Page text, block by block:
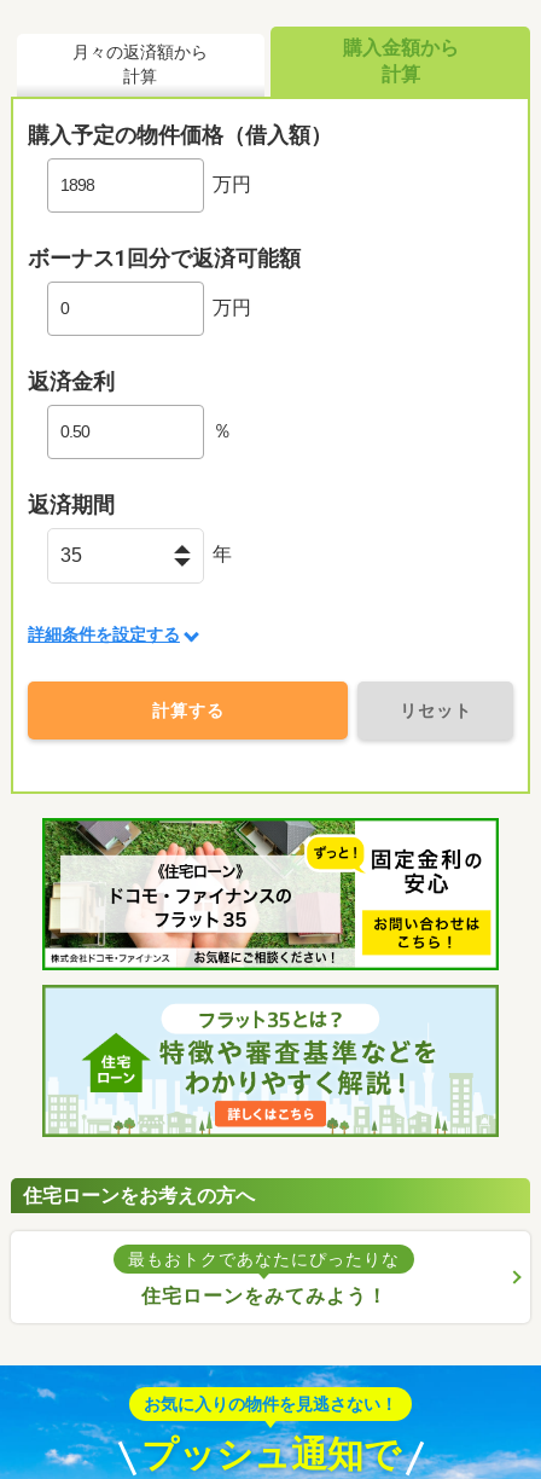
月々の返済額から
計算
購入金額から
計算
購入予定の物件価格（借入額）
万円
ボーナス1回分で返済可能額
万円
返済金利
％
返済期間
年
詳細条件を設定する
計算する リセット
住宅ローンをお考えの方へ
最もおトクであなたにぴったりな
住宅ローンをみてみよう！
お気に入りの物件を見逃さない！
プッシュ通知で